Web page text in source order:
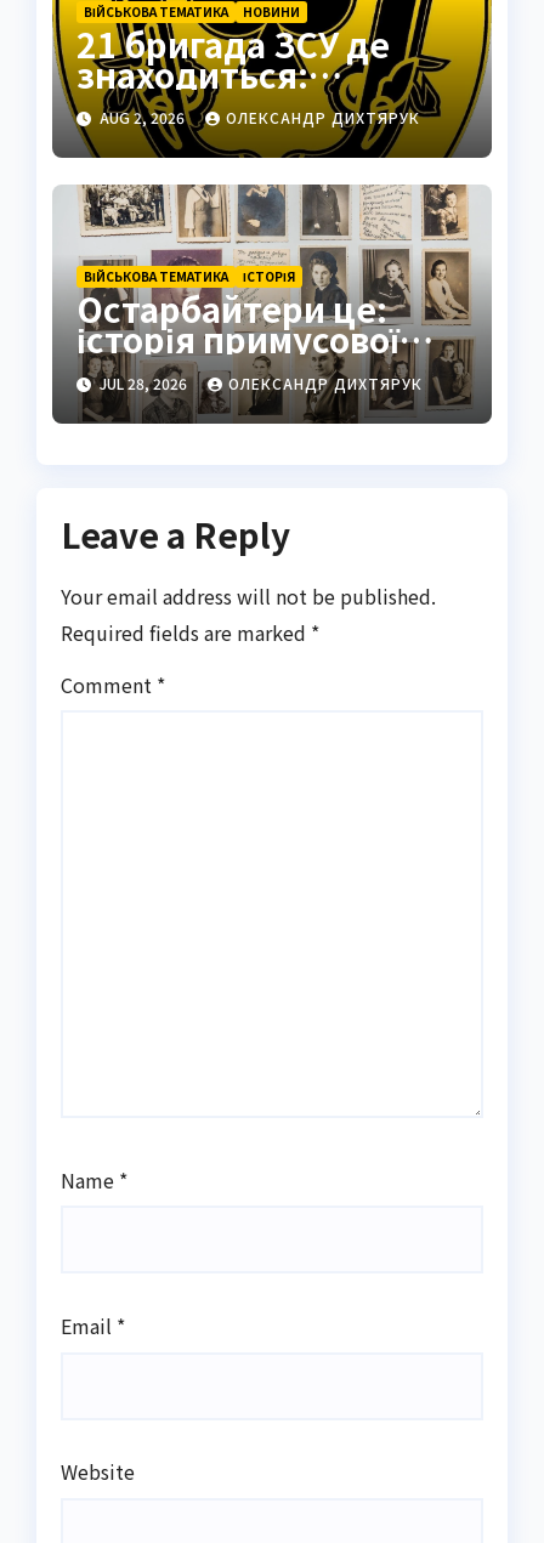
ВІЙСЬКОВА ТЕМАТИКА НОВИНИ
21 бригада ЗСУ де
знаходиться:
Подільськ як
стратегічний центр
AUG 2, 2026 ОЛЕКСАНДР ДИХТЯРУК
ВІЙСЬКОВА ТЕМАТИКА ІСТОРІЯ
Остарбайтери це:
історія примусової
праці українців
JUL 28, 2026 ОЛЕКСАНДР ДИХТЯРУК
Leave a Reply
Your email address will not be published.
Required fields are marked *
Comment *
Name *
Email *
Website